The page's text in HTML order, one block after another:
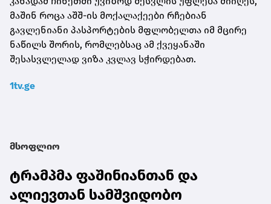
მაშინ როცა აშშ-ის მოქალაქეები რჩებიან
გავლენიანი პასპორტების მფლობელთა იმ მცირე
ნაწილს შორის, რომლებსაც ამ ქვეყანაში
შესასვლელად ვიზა კვლავ სჭირდებათ.
1tv.ge
მსოფლიო
ტრამპმა ფაშინიანთან და
ალიევთან სამშვიდობო